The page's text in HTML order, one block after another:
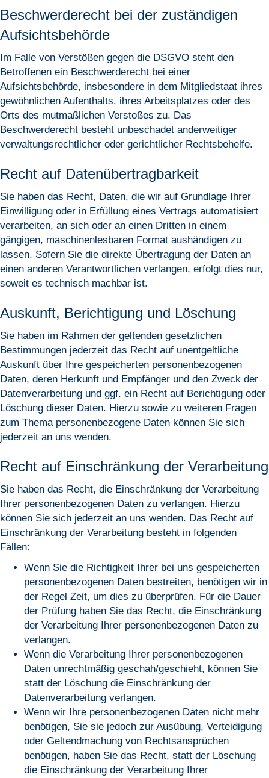
Beschwerde­recht bei der zuständigen
Aufsichts­behörde
Im Falle von Verstößen gegen die DSGVO steht den
Betroffenen ein Beschwerderecht bei einer
Aufsichtsbehörde, insbesondere in dem Mitgliedstaat ihres
gewöhnlichen Aufenthalts, ihres Arbeitsplatzes oder des
Orts des mutmaßlichen Verstoßes zu. Das
Beschwerderecht besteht unbeschadet anderweitiger
verwaltungsrechtlicher oder gerichtlicher Rechtsbehelfe.
Recht auf Daten­übertrag­barkeit
Sie haben das Recht, Daten, die wir auf Grundlage Ihrer
Einwilligung oder in Erfüllung eines Vertrags automatisiert
verarbeiten, an sich oder an einen Dritten in einem
gängigen, maschinenlesbaren Format aushändigen zu
lassen. Sofern Sie die direkte Übertragung der Daten an
einen anderen Verantwortlichen verlangen, erfolgt dies nur,
soweit es technisch machbar ist.
Auskunft, Berichtigung und Löschung
Sie haben im Rahmen der geltenden gesetzlichen
Bestimmungen jederzeit das Recht auf unentgeltliche
Auskunft über Ihre gespeicherten personenbezogenen
Daten, deren Herkunft und Empfänger und den Zweck der
Datenverarbeitung und ggf. ein Recht auf Berichtigung oder
Löschung dieser Daten. Hierzu sowie zu weiteren Fragen
zum Thema personenbezogene Daten können Sie sich
jederzeit an uns wenden.
Recht auf Einschränkung der Verarbeitung
Sie haben das Recht, die Einschränkung der Verarbeitung
Ihrer personenbezogenen Daten zu verlangen. Hierzu
können Sie sich jederzeit an uns wenden. Das Recht auf
Einschränkung der Verarbeitung besteht in folgenden
Fällen:
Wenn Sie die Richtigkeit Ihrer bei uns gespeicherten
personenbezogenen Daten bestreiten, benötigen wir in
der Regel Zeit, um dies zu überprüfen. Für die Dauer
der Prüfung haben Sie das Recht, die Einschränkung
der Verarbeitung Ihrer personenbezogenen Daten zu
verlangen.
Wenn die Verarbeitung Ihrer personenbezogenen
Daten unrechtmäßig geschah/geschieht, können Sie
statt der Löschung die Einschränkung der
Datenverarbeitung verlangen.
Wenn wir Ihre personenbezogenen Daten nicht mehr
benötigen, Sie sie jedoch zur Ausübung, Verteidigung
oder Geltendmachung von Rechtsansprüchen
benötigen, haben Sie das Recht, statt der Löschung
die Einschränkung der Verarbeitung Ihrer